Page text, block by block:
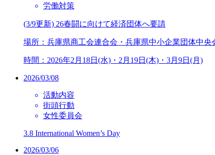
労働対策
(3/9更新) 26春闘に向けて経済団体へ要請
場所：兵庫県商工会連合会・兵庫県中小企業団体中央
時間：2026年2月18日(水)・2月19日(木)・3月9日(月)
2026/03/08
活動内容
街頭行動
女性委員会
3.8 International Women’s Day
2026/03/06